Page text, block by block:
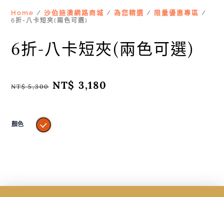
Home /沙伯迪澳網路商城 /為您精選 / 限量優惠專區 /
6折-八卡短夾(兩色可選)
6折-八卡短夾(兩色可選)
NT$5,300 原
NT$ 5,300。
NT$ 3,180
顏色